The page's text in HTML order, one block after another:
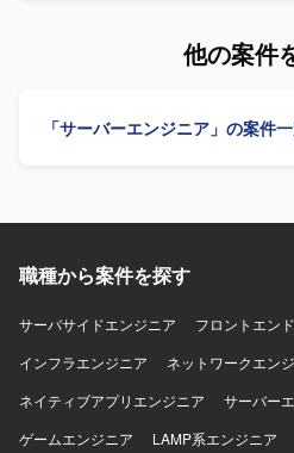
ストレーション：Kubernetes ・
ルチアカウントの統制管理とし
査ログの集約および監視基盤の
準のセキュリティ要件に基づく
業界水準のセキュリティ要件を理
組んでいただける方を求めていま
がら標準化や自動化を推進してい
す。 【ポジションの魅力】 金融業界レベルの高いセキュリ
ティ基準に準拠したクラウド環
とで、AWSマルチアカウント統
他の案件
「サーバーエンジニア」の案件
職種から案件を探す
サーバサイドエンジニア
フロントエン
インフラエンジニア
ネットワークエン
ネイティブアプリエンジニア
サーバー
ゲームエンジニア
LAMP系エンジニア